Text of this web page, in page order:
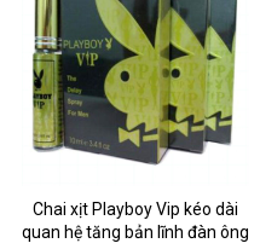
Chai xịt Playboy Vip kéo dài
quan hệ tăng bản lĩnh đàn ông